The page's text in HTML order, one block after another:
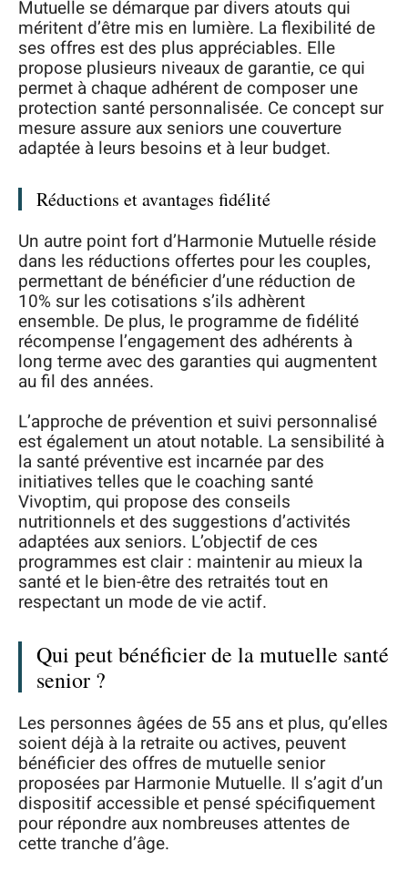
Mutuelle se démarque par divers atouts qui
méritent d’être mis en lumière. La flexibilité de
ses offres est des plus appréciables. Elle
propose plusieurs niveaux de garantie, ce qui
permet à chaque adhérent de composer une
protection santé personnalisée. Ce concept sur
mesure assure aux seniors une couverture
adaptée à leurs besoins et à leur budget.
Réductions et avantages fidélité
Un autre point fort d’Harmonie Mutuelle réside
dans les réductions offertes pour les couples,
permettant de bénéficier d’une réduction de
10% sur les cotisations s’ils adhèrent
ensemble. De plus, le programme de fidélité
récompense l’engagement des adhérents à
long terme avec des garanties qui augmentent
au fil des années.
L’approche de prévention et suivi personnalisé
est également un atout notable. La sensibilité à
la santé préventive est incarnée par des
initiatives telles que le coaching santé
Vivoptim, qui propose des conseils
nutritionnels et des suggestions d’activités
adaptées aux seniors. L’objectif de ces
programmes est clair : maintenir au mieux la
santé et le bien-être des retraités tout en
respectant un mode de vie actif.
Qui peut bénéficier de la mutuelle santé
senior ?
Les personnes âgées de 55 ans et plus, qu’elles
soient déjà à la retraite ou actives, peuvent
bénéficier des offres de mutuelle senior
proposées par Harmonie Mutuelle. Il s’agit d’un
dispositif accessible et pensé spécifiquement
pour répondre aux nombreuses attentes de
cette tranche d’âge.